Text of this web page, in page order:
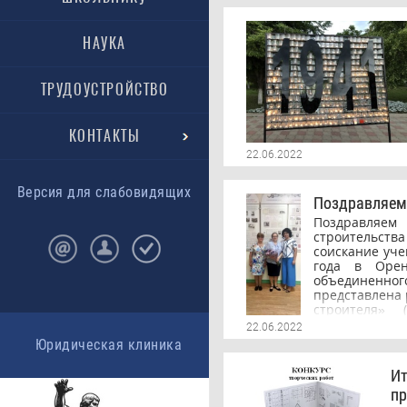
НАУКА
ТРУДОУСТРОЙСТВО
КОНТАКТЫ
Версия для слабовидящих
Юридическая клиника
22.06.2022
соискание
года в
строителя»
идей и
22.06.2022